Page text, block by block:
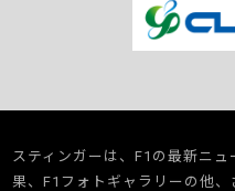
スティンガーは、F1の最新ニ
果、F1フォトギャラリーの他